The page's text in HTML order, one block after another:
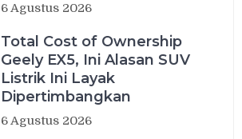
6 Agustus 2026
Total Cost of Ownership
Geely EX5, Ini Alasan SUV
Listrik Ini Layak
Dipertimbangkan
6 Agustus 2026